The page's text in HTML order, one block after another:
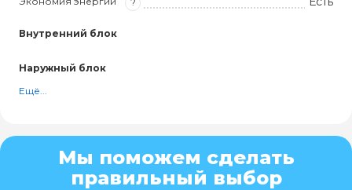
Внутренний блок
Наружный блок
Ещё...
Мы поможем сделать
правильный выбор